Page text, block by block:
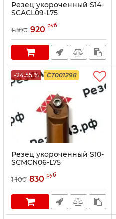
Резец укороченный S14-
SCACL09-L75
1 300 920 руб
-24.55 % CT001298
Резец укороченный S10-
SCMCN06-L75
1 100 830 руб